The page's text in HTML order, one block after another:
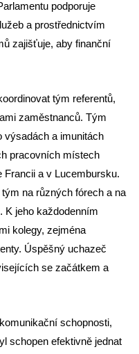
podporuje
a prostřednictvím
zajišťuje, aby finanční
tým referentů,
zaměstnanců. Tým
výsadách a imunitách
pracovních místech
Francii a v Lucembursku.
na různých fórech a na
K jeho každodenním
kolegy, zejména
Úspěšný uchazeč
se začátkem a
schopnosti,
schopen efektivně jednat